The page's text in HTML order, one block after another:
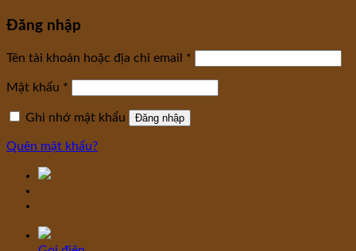
Đăng nhập
Tên tài khoản hoặc địa chỉ email *
Mật khẩu *
Ghi nhớ mật khẩu Đăng nhập
Quên mật khẩu?